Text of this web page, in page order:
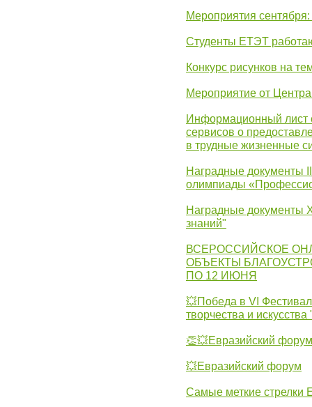
Мероприятия
Студенты ЕТЭТ
Конкурс рисунков на
Мероприятие от
Информационный лист
сервисов о
в трудные жизненные
Наградные документы
олимпиады
Наградные документы
знаний"
ВСЕРОССИЙСКОЕ
ОБЪЕКТЫ
ПО 12 ИЮНЯ
💥Победа в VI
творчества и
👏💥Евразийский форум
💥Евразийский форум
Самые меткие стрелки